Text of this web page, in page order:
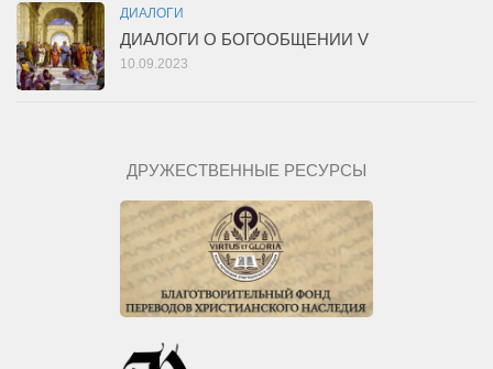
ДИАЛОГИ
ДИАЛОГИ О БОГООБЩЕНИИ V
10.09.2023
ДРУЖЕСТВЕННЫЕ РЕСУРСЫ